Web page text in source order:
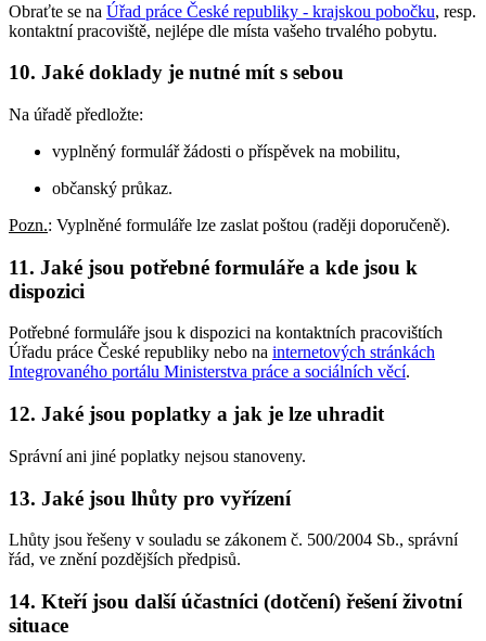
Obraťte se na Úřad práce České republiky - krajskou pobočku, resp.
kontaktní pracoviště, nejlépe dle místa vašeho trvalého pobytu.
10. Jaké doklady je nutné mít s sebou
Na úřadě předložte:
vyplněný formulář žádosti o příspěvek na mobilitu,
občanský průkaz.
Pozn.: Vyplněné formuláře lze zaslat poštou (raději doporučeně).
11. Jaké jsou potřebné formuláře a kde jsou k
dispozici
Potřebné formuláře jsou k dispozici na kontaktních pracovištích
Úřadu práce České republiky nebo na internetových stránkách
Integrovaného portálu Ministerstva práce a sociálních věcí.
12. Jaké jsou poplatky a jak je lze uhradit
Správní ani jiné poplatky nejsou stanoveny.
13. Jaké jsou lhůty pro vyřízení
Lhůty jsou řešeny v souladu se zákonem č. 500/2004 Sb., správní
řád, ve znění pozdějších předpisů.
14. Kteří jsou další účastníci (dotčení) řešení životní
situace